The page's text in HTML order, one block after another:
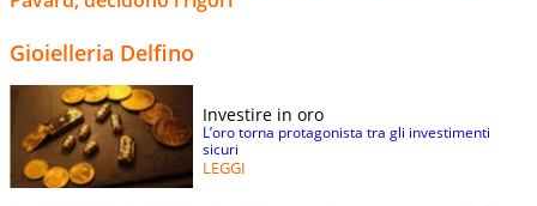
Gioielleria Delfino
Investire in oro
L’oro torna protagonista tra gli investimenti
sicuri
LEGGI